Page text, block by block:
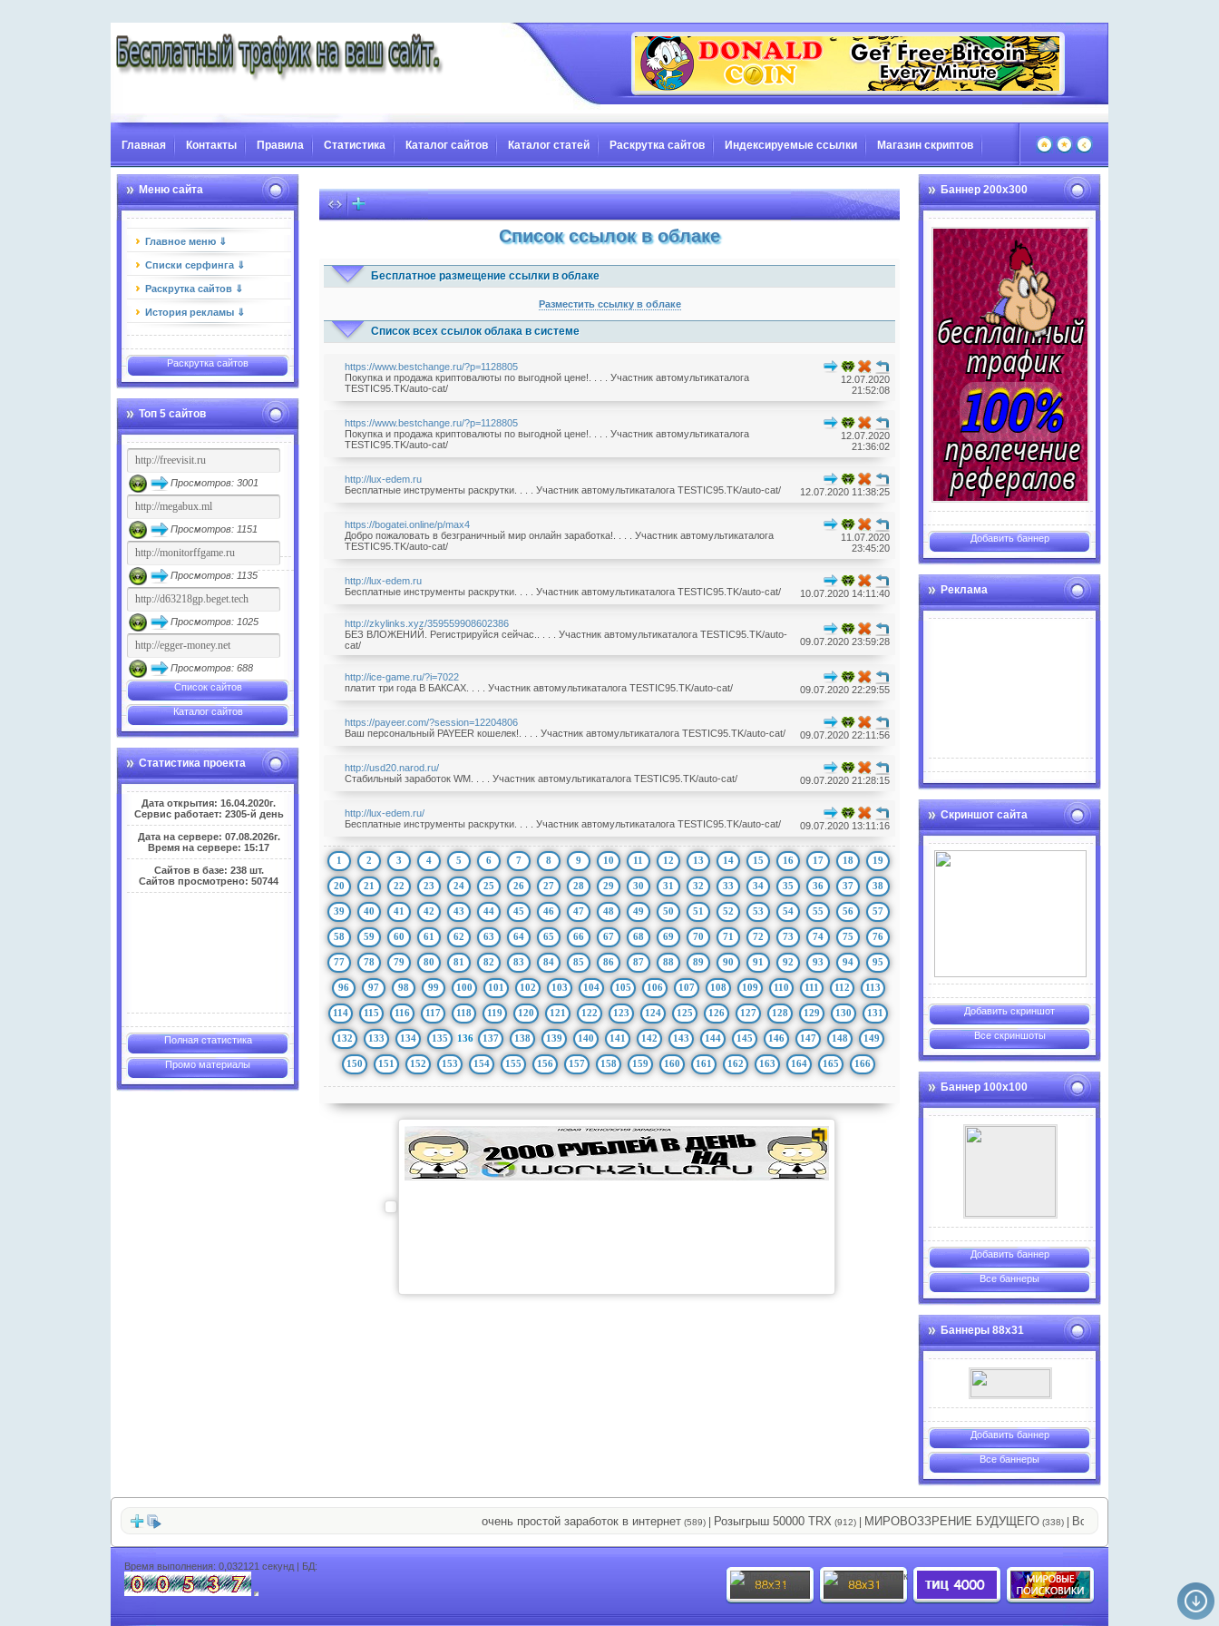
Главная Контакты Правила Статистика Каталог сайтов Каталог статей Раскрутка сайтов Индексируемые ссылки Магазин скриптов
Меню сайта
Главное меню ⇓
Списки серфинга ⇓
Раскрутка сайтов ⇓
История рекламы ⇓
Раскрутка сайтов
Топ 5 сайтов
Просмотров: 3001
Просмотров: 1151
Просмотров: 1135
Просмотров: 1025
Просмотров: 688
Список сайтов
Каталог сайтов
Статистика проекта
Дата открытия: 16.04.2020г.
Сервис работает: 2305-й день
Дата на сервере: 07.08.2026г.
Время на сервере: 15:17
Сайтов в базе: 238 шт.
Сайтов просмотрено: 50744
Полная статистика
Промо материалы
Баннер 200х300
Добавить баннер
Реклама
Скриншот сайта
Добавить скриншот
Все скриншоты
Баннер 100х100
Добавить баннер
Все баннеры
Баннеры 88х31
Добавить баннер
Все баннеры
Список ссылок в облаке
Бесплатное размещение ссылки в облаке
Разместить ссылку в облаке
Список всех ссылок облака в системе
https://www.bestchange.ru/?p=1128805
Покупка и продажа криптовалюты по выгодной цене!. . . . Участник автомультикаталога
TESTIC95.TK/auto-cat/
12.07.2020
21:52:08
https://www.bestchange.ru/?p=1128805
Покупка и продажа криптовалюты по выгодной цене!. . . . Участник автомультикаталога
TESTIC95.TK/auto-cat/
12.07.2020
21:36:02
http://lux-edem.ru
Бесплатные инструменты раскрутки. . . . Участник автомультикаталога TESTIC95.TK/auto-cat/
12.07.2020 11:38:25
https://bogatei.online/p/max4
Добро пожаловать в безграничный мир онлайн заработка!. . . . Участник автомультикаталога
TESTIC95.TK/auto-cat/
11.07.2020
23:45:20
http://lux-edem.ru
Бесплатные инструменты раскрутки. . . . Участник автомультикаталога TESTIC95.TK/auto-cat/
10.07.2020 14:11:40
http://zkylinks.xyz/359559908602386
БЕЗ ВЛОЖЕНИЙ. Регистрируйся сейчас.. . . . Участник автомультикаталога TESTIC95.TK/auto-
cat/
09.07.2020 23:59:28
http://ice-game.ru/?i=7022
платит три года В БАКСАХ. . . . Участник автомультикаталога TESTIC95.TK/auto-cat/
09.07.2020 22:29:55
https://payeer.com/?session=12204806
Ваш персональный PAYEER кошелек!. . . . Участник автомультикаталога TESTIC95.TK/auto-cat/
09.07.2020 22:11:56
http://usd20.narod.ru/
Стабильный заработок WM. . . . Участник автомультикаталога TESTIC95.TK/auto-cat/
09.07.2020 21:28:15
http://lux-edem.ru/
Бесплатные инструменты раскрутки. . . . Участник автомультикаталога TESTIC95.TK/auto-cat/
09.07.2020 13:11:16
1 2 3 4 5 6 7 8 9 10 11 12 13 14 15 16 17 18 19
20 21 22 23 24 25 26 27 28 29 30 31 32 33 34 35 36 37 38
39 40 41 42 43 44 45 46 47 48 49 50 51 52 53 54 55 56 57
58 59 60 61 62 63 64 65 66 67 68 69 70 71 72 73 74 75 76
77 78 79 80 81 82 83 84 85 86 87 88 89 90 91 92 93 94 95
96 97 98 99 100 101 102 103 104 105 106 107 108 109 110 111 112 113
114 115 116 117 118 119 120 121 122 123 124 125 126 127 128 129 130 131
132 133 134 135 136 137 138 139 140 141 142 143 144 145 146 147 148 149
150 151 152 153 154 155 156 157 158 159 160 161 162 163 164 165 166
очень простой заработок в интернет(589) |Розыгрыш 50000 TRX (912) |МИРОВОЗЗРЕНИЕ БУДУЩЕГО (338) |Все системы обмена визитами
Время выполнения: 0,032121 секунд | БД: